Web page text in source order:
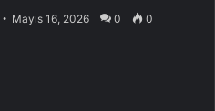
Mayıs 16, 2026 0 0